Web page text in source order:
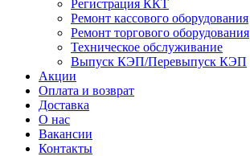
Регистрация ККТ
Ремонт кассового оборудования
Ремонт торгового оборудования
Техническое обслуживание
Выпуск КЭП/Перевыпуск КЭП
Акции
Оплата и возврат
Доставка
О нас
Вакансии
Контакты